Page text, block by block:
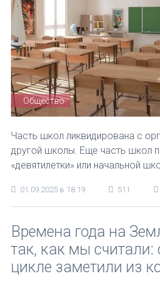
Общество
Часть школ ликвидирована с
другой школы. Еще часть школ
«девятилетки» или начальной
01.09.2025 в 18:19 511
Времена года на
так, как мы считали:
цикле заметили из